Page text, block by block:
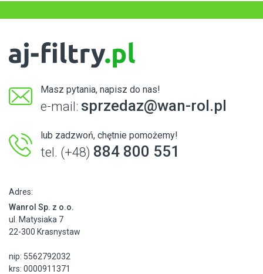
Masz pytania, napisz do nas!
e-mail: sprzedaz@wan-rol.pl
lub zadzwoń, chętnie pomożemy!
tel. (+48) 884 800 551
Adres:
Wanrol Sp. z o.o.
ul. Matysiaka 7
22-300 Krasnystaw
nip: 5562792032
krs: 0000911371